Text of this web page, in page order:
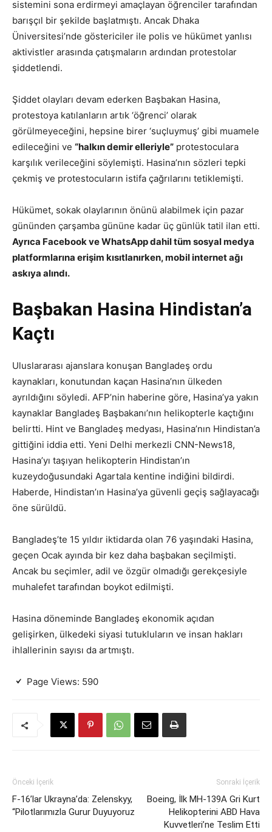
sistemini sona erdirmeyi amaçlayan öğrenciler tarafından
barışçıl bir şekilde başlatmıştı. Ancak Dhaka
Üniversitesi’nde göstericiler ile polis ve hükümet yanlısı
aktivistler arasında çatışmaların ardından protestolar
şiddetlendi.
Şiddet olayları devam ederken Başbakan Hasina,
protestoya katılanların artık ‘öğrenci’ olarak
görülmeyeceğini, hepsine birer ‘suçluymuş’ gibi muamele
edileceğini ve “halkın demir elleriyle” protestoculara
karşılık verileceğini söylemişti. Hasina’nın sözleri tepki
çekmiş ve protestocuların istifa çağrılarını tetiklemişti.
Hükümet, sokak olaylarının önünü alabilmek için pazar
gününden çarşamba gününe kadar üç günlük tatil ilan etti.
Ayrıca Facebook ve WhatsApp dahil tüm sosyal medya
platformlarına erişim kısıtlanırken, mobil internet ağı
askıya alındı.
Başbakan Hasina Hindistan’a
Kaçtı
Uluslararası ajanslara konuşan Bangladeş ordu
kaynakları, konutundan kaçan Hasina’nın ülkeden
ayrıldığını söyledi. AFP’nin haberine göre, Hasina’ya yakın
kaynaklar Bangladeş Başbakanı’nın helikopterle kaçtığını
belirtti. Hint ve Bangladeş medyası, Hasina’nın Hindistan’a
gittiğini iddia etti. Yeni Delhi merkezli CNN-News18,
Hasina’yı taşıyan helikopterin Hindistan’ın
kuzeydoğusundaki Agartala kentine indiğini bildirdi.
Haberde, Hindistan’ın Hasina’ya güvenli geçiş sağlayacağı
öne sürüldü.
Bangladeş’te 15 yıldır iktidarda olan 76 yaşındaki Hasina,
geçen Ocak ayında bir kez daha başbakan seçilmişti.
Ancak bu seçimler, adil ve özgür olmadığı gerekçesiyle
muhalefet tarafından boykot edilmişti.
Hasina döneminde Bangladeş ekonomik açıdan
gelişirken, ülkedeki siyasi tutukluların ve insan hakları
ihlallerinin sayısı da artmıştı.
Page Views: 590
Önceki İçerik
F-16’lar Ukrayna’da: Zelenskyy,
“Pilotlarımızla Gurur Duyuyoruz
Sonraki İçerik
Boeing, İlk MH-139A Gri Kurt
Helikopterini ABD Hava
Kuvvetleri’ne Teslim Etti